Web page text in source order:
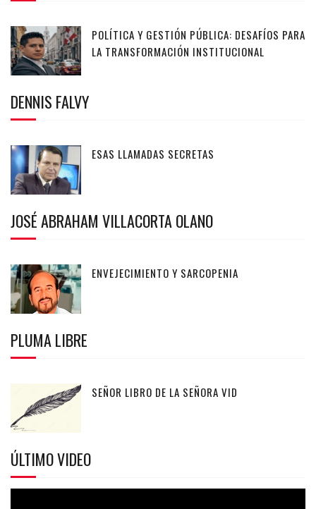
POLÍTICA Y GESTIÓN PÚBLICA: DESAFÍOS PARA
LA TRANSFORMACIÓN INSTITUCIONAL
DENNIS FALVY
ESAS LLAMADAS SECRETAS
JOSÉ ABRAHAM VILLACORTA OLANO
ENVEJECIMIENTO Y SARCOPENIA
PLUMA LIBRE
SEÑOR LIBRO DE LA SEÑORA VID
ÚLTIMO VIDEO